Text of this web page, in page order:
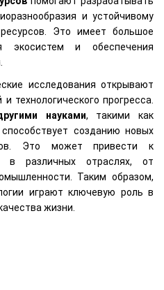
и устойчивому
Это имеет большое
экосистем и обеспечения
исследования открывают
технологического прогресса.
науками, такими как
созданию новых
Это может привести к
в различных отраслях, от
Таким образом,
играют ключевую роль в
жизни.